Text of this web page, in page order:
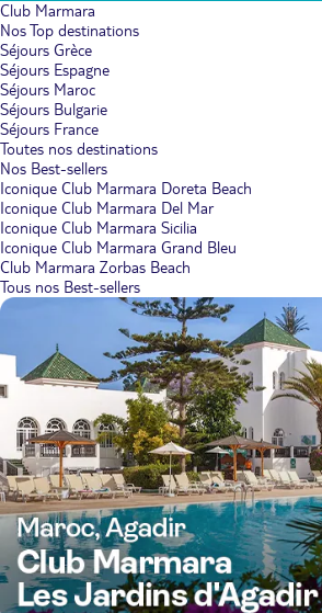
Club Marmara
Nos Top destinations
Séjours Grèce
Séjours Espagne
Séjours Maroc
Séjours Bulgarie
Séjours France
Toutes nos destinations
Nos Best-sellers
Iconique Club Marmara Doreta Beach
Iconique Club Marmara Del Mar
Iconique Club Marmara Sicilia
Iconique Club Marmara Grand Bleu
Club Marmara Zorbas Beach
Tous nos Best-sellers